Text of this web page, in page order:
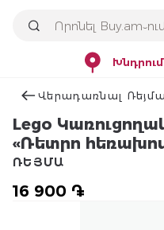
Վերադառնալ Ռեյմա
Lego
«Ռետրո
16 900 ֏
ՌԵՅՄԱ